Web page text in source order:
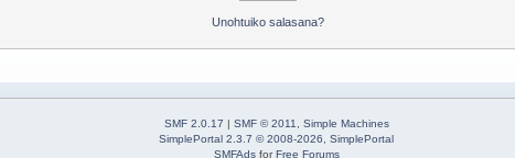
Unohtuiko salasana?
SMF 2.0.17 | SMF © 2011
Simple Machines
SimplePortal 2.3.7 © 2008-2026, SimplePortal
SMFAdsforFree Forums